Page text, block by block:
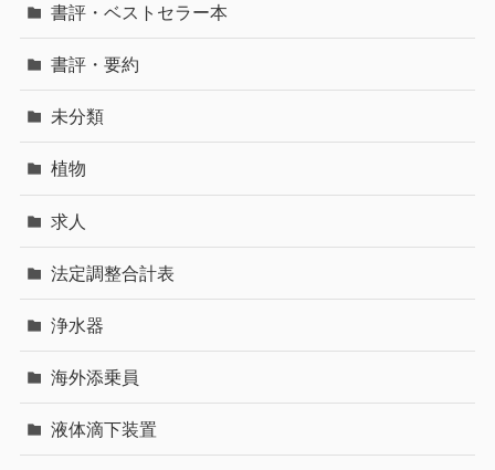
書評・ベストセラー本
書評・要約
未分類
植物
求人
法定調整合計表
浄水器
海外添乗員
液体滴下装置